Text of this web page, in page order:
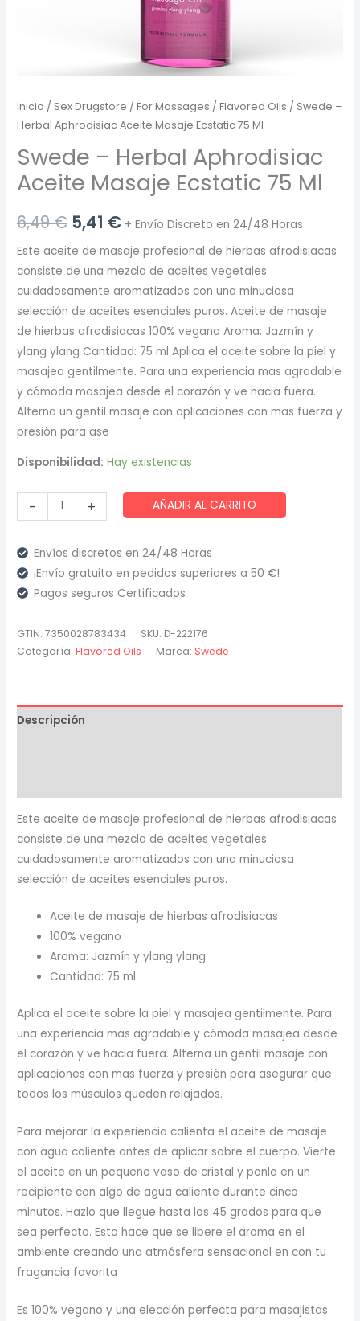
Inicio / Sex Drugstore /For Massages /Flavored Oils / Swede –
Herbal Aphrodisiac Aceite Masaje Ecstatic 75 Ml
Swede – Herbal Aphrodisiac
Aceite Masaje Ecstatic 75 Ml
6,49€ El
precio
original
era:
6,49 €.
5,41 €El
precio
actual
es:
5,41 €.
+ Envío Discreto en 24/48 Horas
Este aceite de masaje profesional de hierbas afrodisiacas
consiste de una mezcla de aceites vegetales
cuidadosamente aromatizados con una minuciosa
selección de aceites esenciales puros. Aceite de masaje
de hierbas afrodisiacas 100% vegano Aroma: Jazmín y
ylang ylang Cantidad: 75 ml Aplica el aceite sobre la piel y
masajea gentilmente. Para una experiencia mas agradable
y cómoda masajea desde el corazón y ve hacia fuera.
Alterna un gentil masaje con aplicaciones con mas fuerza y
presión para ase
Disponibilidad: Hay existencias
-
-
Aphrodisiac
Aceite
Masaje
Ecstatic
75
+ AÑADIR AL CARRITO
Envíos discretos en 24/48 Horas
¡Envío gratuito en pedidos superiores a 50 €!
Pagos seguros Certificados
GTIN: 7350028783434 SKU: D-222176
Categoría:Flavored Oils Marca: Swede
Descripción
Este aceite de masaje profesional de hierbas afrodisiacas
consiste de una mezcla de aceites vegetales
cuidadosamente aromatizados con una minuciosa
selección de aceites esenciales puros.
Aceite de masaje de hierbas afrodisiacas
100% vegano
Aroma: Jazmín y ylang ylang
Cantidad: 75 ml
Aplica el aceite sobre la piel y masajea gentilmente. Para
una experiencia mas agradable y cómoda masajea desde
el corazón y ve hacia fuera. Alterna un gentil masaje con
aplicaciones con mas fuerza y presión para asegurar que
todos los músculos queden relajados.
Para mejorar la experiencia calienta el aceite de masaje
con agua caliente antes de aplicar sobre el cuerpo. Vierte
el aceite en un pequeño vaso de cristal y ponlo en un
recipiente con algo de agua caliente durante cinco
minutos. Hazlo que llegue hasta los 45 grados para que
sea perfecto. Esto hace que se libere el aroma en el
ambiente creando una atmósfera sensacional en con tu
fragancia favorita
Es 100% vegano y una elección perfecta para masajistas